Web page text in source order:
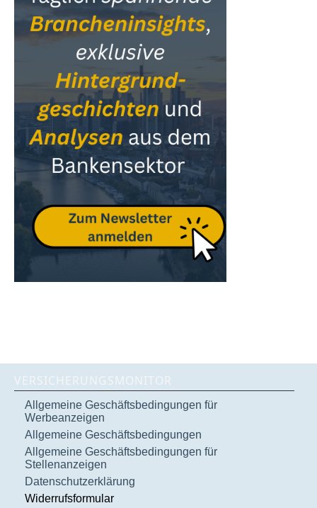
VERSICHERUNGSMONITOR
Allgemeine Geschäftsbedingungen für
Werbeanzeigen
Allgemeine Geschäftsbedingungen
Allgemeine Geschäftsbedingungen für
Stellenanzeigen
Datenschutzerklärung
Widerrufsformular